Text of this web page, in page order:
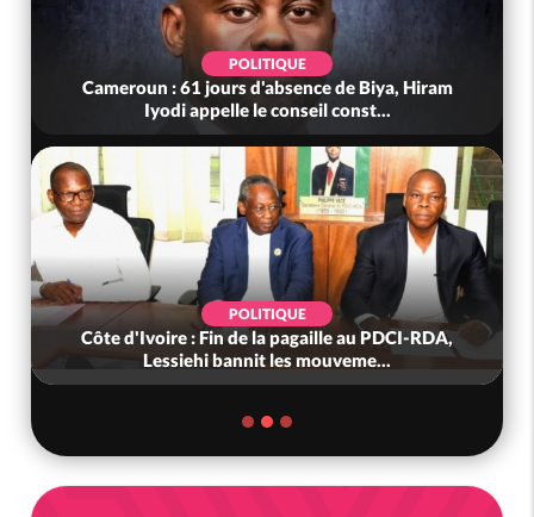
POLITIQUE
Cameroun : 61 jours d'absence de Biya, Hiram
Iyodi appelle le conseil const...
POLITIQUE
Côte d'Ivoire : Fin de la pagaille au PDCI-RDA,
Lessiehi bannit les mouveme...